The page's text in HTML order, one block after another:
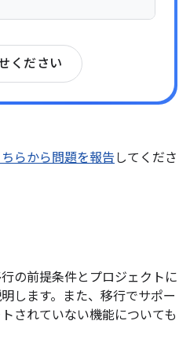
ください
ちらから問題を報告 してくださ
の前提条件とプロジェクトに
します。また、移行でサポー
されていない機能についても